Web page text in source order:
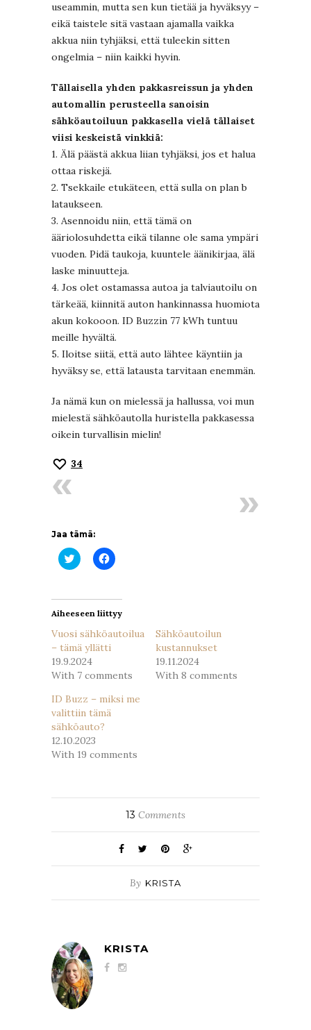
useammin, mutta sen kun tietää ja hyväksyy –
eikä taistele sitä vastaan ajamalla vaikka
akkua niin tyhjäksi, että tuleekin sitten
ongelmia – niin kaikki hyvin.
Tällaisella yhden pakkasreissun ja yhden
automallin perusteella sanoisin
sähköautoiluun pakkasella vielä tällaiset
viisi keskeistä vinkkiä:
1. Älä päästä akkua liian tyhjäksi, jos et halua
ottaa riskejä.
2. Tsekkaile etukäteen, että sulla on plan b
lataukseen.
3. Asennoidu niin, että tämä on
ääriolosuhdetta eikä tilanne ole sama ympäri
vuoden. Pidä taukoja, kuuntele äänikirjaa, älä
laske minuutteja.
4. Jos olet ostamassa autoa ja talviautoilu on
tärkeää, kiinnitä auton hankinnassa huomiota
akun kokooon. ID Buzzin 77 kWh tuntuu
meille hyvältä.
5. Iloitse siitä, että auto lähtee käyntiin ja
hyväksy se, että latausta tarvitaan enemmän.
Ja nämä kun on mielessä ja hallussa, voi mun
mielestä sähköautolla huristella pakkasessa
oikein turvallisin mielin!
34
Jaa tämä:
Jaa
Twitterissä(Avautuu
Jaa
Facebookissa(Avautuu
Aiheeseen liittyy
Vuosi sähköautoilua
– tämä yllätti
19.9.2024
With 7 comments
Sähköautoilun
kustannukset
19.11.2024
With 8 comments
ID Buzz – miksi me
valittiin tämä
sähköauto?
12.10.2023
With 19 comments
13 Comments
By KRISTA
KRISTA